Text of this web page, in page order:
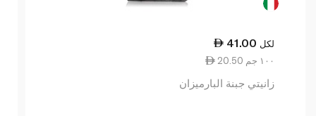
41.00 لكل
20.50 ١٠٠ جم
زانيتي جبنة البارميزان